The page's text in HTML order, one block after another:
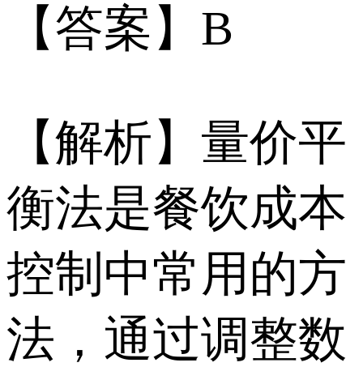
【答案】B
【解析】量价平
衡法是餐饮成本
控制中常用的方
法，通过调整数